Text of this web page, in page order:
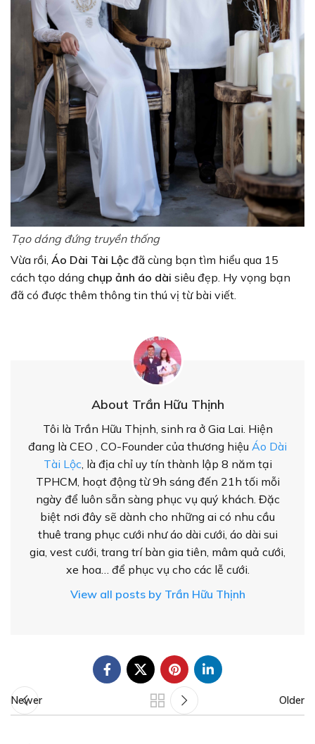
Tạo dáng đứng truyền thống
Vừa rồi, Áo Dài Tài Lộc đã cùng bạn tìm hiểu qua 15
cách tạo dáng chụp ảnh áo dài siêu đẹp. Hy vọng bạn
đã có được thêm thông tin thú vị từ bài viết.
About Trần Hữu Thịnh
Tôi là Trần Hữu Thịnh, sinh ra ở Gia Lai. Hiện
đang là CEO , CO-Founder của thương hiệu Áo Dài
Tài Lộc, là địa chỉ uy tín thành lập 8 năm tại
TPHCM, hoạt động từ 9h sáng đến 21h tối mỗi
ngày để luôn sẵn sàng phục vụ quý khách. Đặc
biệt nơi đây sẽ dành cho những ai có nhu cầu
thuê trang phục cưới như áo dài cưới, áo dài sui
gia, vest cưới, trang trí bàn gia tiên, mâm quả cưới,
xe hoa… để phục vụ cho các lễ cưới.
View all posts by Trần Hữu Thịnh
Newer Older